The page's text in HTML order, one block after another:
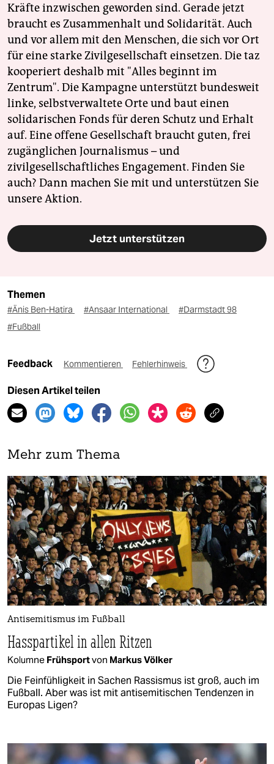
Kräfte inzwischen geworden sind. Gerade jetzt
braucht es Zusammenhalt und Solidarität. Auch
und vor allem mit den Menschen, die sich vor Ort
für eine starke Zivilgesellschaft einsetzen. Die taz
kooperiert deshalb mit "Alles beginnt im
Zentrum". Die Kampagne unterstützt bundesweit
linke, selbstverwaltete Orte und baut einen
solidarischen Fonds für deren Schutz und Erhalt
auf. Eine offene Gesellschaft braucht guten, frei
zugänglichen Journalismus – und
zivilgesellschaftliches Engagement. Finden Sie
auch? Dann machen Sie mit und unterstützen Sie
unsere Aktion.
Jetzt unterstützen
Themen
#Änis Ben-Hatira #Ansaar International
#Darmstadt 98
#Fußball
Feedback Kommentieren Fehlerhinweis
Diesen Artikel teilen
Mehr zum Thema
Antisemitismus im Fußball
Hasspartikel in allen Ritzen
Kolumne Frühsportvon Markus Völker
Die Feinfühligkeit in Sachen Rassismus ist groß, auch im
Fußball. Aber was ist mit antisemitischen Tendenzen in
Europas Ligen?